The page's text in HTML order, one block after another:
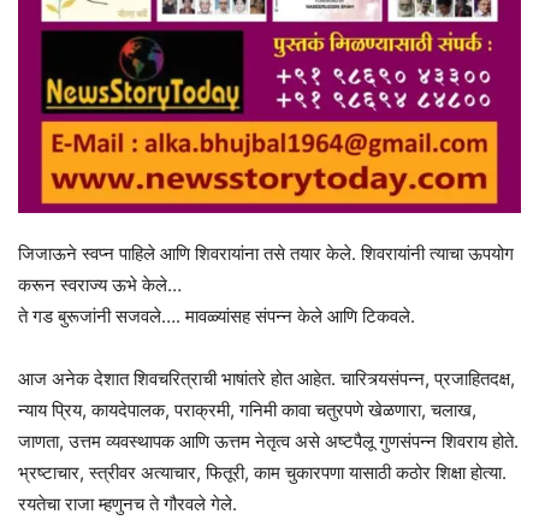
जिजाऊने स्वप्न पाहिले आणि शिवरायांना तसे तयार केले. शिवरायांनी त्याचा ऊपयोग
करून स्वराज्य ऊभे केले…
ते गड बुरूजांनी सजवले…. मावळ्यांसह संपन्न केले आणि टिकवले.
आज अनेक देशात शिवचरित्राची भाषांतरे होत आहेत. चारित्र्यसंपन्न, प्रजाहितदक्ष,
न्याय प्रिय, कायदेपालक, पराक्रमी, गनिमी कावा चतुरपणे खेळणारा, चलाख,
जाणता, उत्तम व्यवस्थापक आणि ऊत्तम नेतृत्व असे अष्टपैलू गुणसंपन्न शिवराय होते.
भ्रष्टाचार, स्त्रीवर अत्याचार, फितूरी, काम चुकारपणा यासाठी कठोर शिक्षा होत्या.
रयतेचा राजा म्हणुनच ते गौरवले गेले.